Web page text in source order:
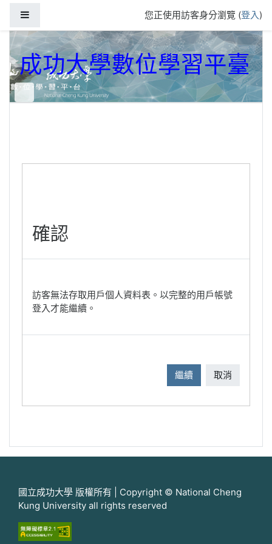
您正使用訪客身分瀏覽 (登入)
成功大學數位學習平臺
確認
訪客無法存取用戶個人資料表。以完整的用戶帳號
登入才能繼續。
繼續 取消
國立成功大學 版權所有 | Copyright © National Cheng
Kung University all rights reserved